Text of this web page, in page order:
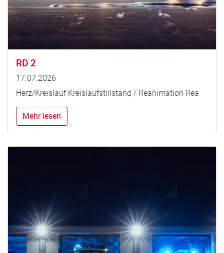
RD 2
17.07.2026
Herz/Kreislauf Kreislaufstillstand / Reanimation Rea
Mehr lesen